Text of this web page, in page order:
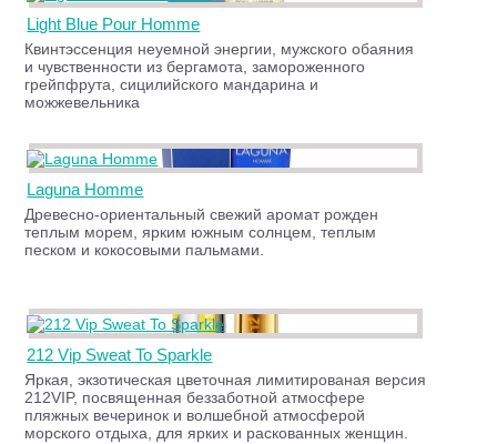
Light Blue Pour Homme
Квинтэссенция неуемной энергии, мужского обаяния
и чувственности из бергамота, замороженного
грейпфрута, сицилийского мандарина и
можжевельника
Laguna Homme
Древесно-ориентальный свежий аромат рожден
теплым морем, ярким южным солнцем, теплым
песком и кокосовыми пальмами.
212 Vip Sweat To Sparkle
Яркая, экзотическая цветочная лимитированая версия
212VIP, посвященная беззаботной атмосфере
пляжных вечеринок и волшебной атмосферой
морского отдыха, для ярких и раскованных женщин.